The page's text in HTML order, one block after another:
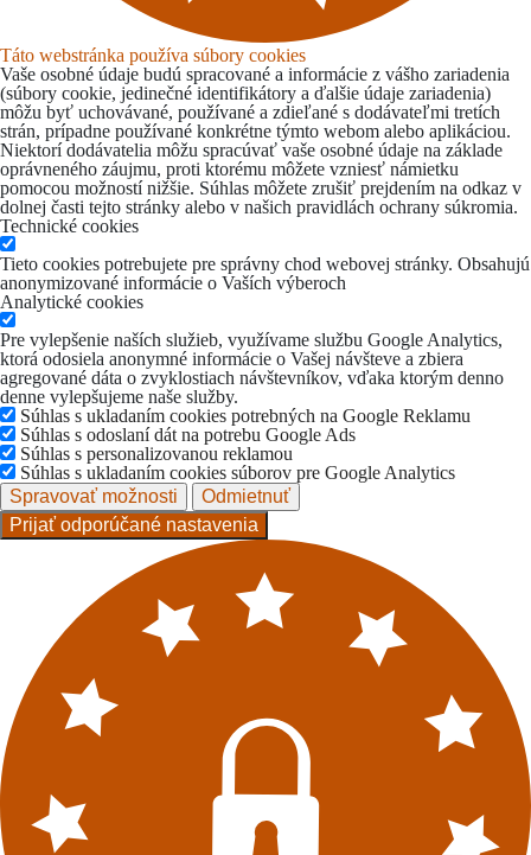
Táto webstránka používa súbory cookies
Vaše osobné údaje budú spracované a informácie z vášho zariadenia
(súbory cookie, jedinečné identifikátory a ďalšie údaje zariadenia)
môžu byť uchovávané, používané a zdieľané s dodávateľmi tretích
strán, prípadne používané konkrétne týmto webom alebo aplikáciou.
Niektorí dodávatelia môžu spracúvať vaše osobné údaje na základe
oprávneného záujmu, proti ktorému môžete vzniesť námietku
pomocou možností nižšie. Súhlas môžete zrušiť prejdením na odkaz v
dolnej časti tejto stránky alebo v našich pravidlách ochrany súkromia.
Technické cookies
Tieto cookies potrebujete pre správny chod webovej stránky. Obsahujú
anonymizované informácie o Vaších výberoch
Analytické cookies
Pre vylepšenie naších služieb, využívame službu Google Analytics,
ktorá odosiela anonymné informácie o Vašej návšteve a zbiera
agregované dáta o zvyklostiach návštevníkov, vďaka ktorým denno
denne vylepšujeme naše služby.
Súhlas s ukladaním cookies potrebných na Google Reklamu
Súhlas s odoslaní dát na potrebu Google Ads
Súhlas s personalizovanou reklamou
Súhlas s ukladaním cookies súborov pre Google Analytics
Spravovať možnosti
Odmietnuť
Prijať odporúčané nastavenia